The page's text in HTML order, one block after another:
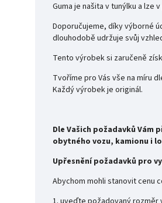
Guma je našita v
Doporučujeme, díky výborné
dlouhodobě udržuje svůj
Tento výrobek si zaručeně
Tvoříme pro Vás vše na míru
Každý výrobek je originál.
Dle Vašich požadavků
obytného vozu, kamionu i
Upřesnění požadavků pro
Abychom mohli stanovit cenu